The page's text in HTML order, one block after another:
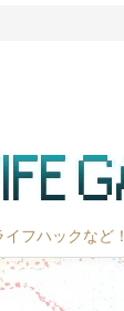
フハックなど！